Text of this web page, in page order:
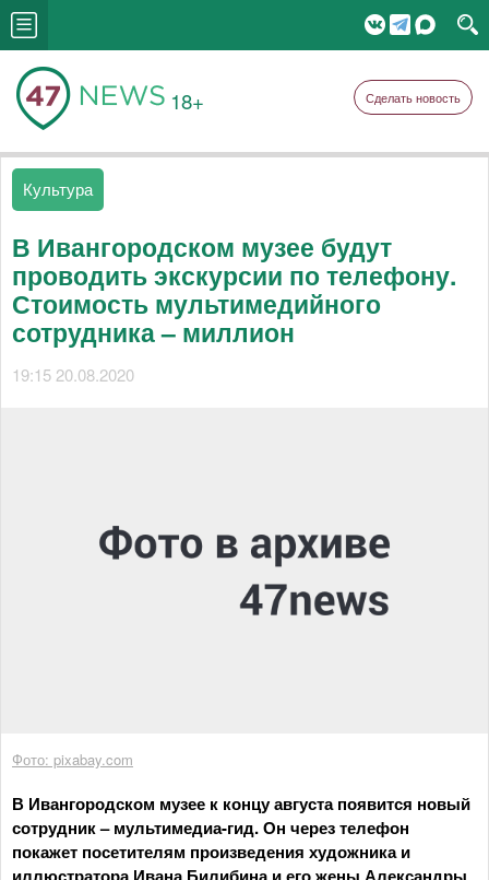
18+ Сделать новость
Культура
В Ивангородском музее будут
проводить экскурсии по телефону.
Стоимость мультимедийного
сотрудника – миллион
19:15 20.08.2020
Фото: pixabay.com
В Ивангородском музее к концу августа появится новый
сотрудник – мультимедиа-гид. Он через телефон
покажет посетителям произведения художника и